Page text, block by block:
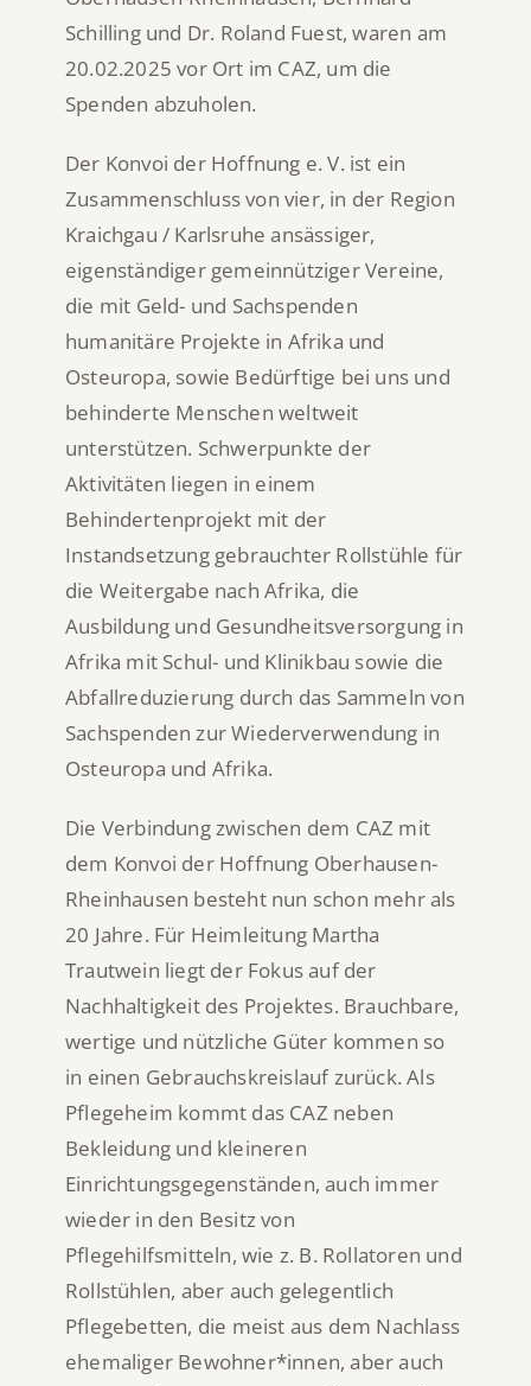
Schilling und Dr. Roland Fuest, waren am
20.02.2025 vor Ort im CAZ, um die
Spenden abzuholen.
Der Konvoi der Hoffnung e. V. ist ein
Zusammenschluss von vier, in der Region
Kraichgau / Karlsruhe ansässiger,
eigenständiger gemeinnütziger Vereine,
die mit Geld- und Sachspenden
humanitäre Projekte in Afrika und
Osteuropa, sowie Bedürftige bei uns und
behinderte Menschen weltweit
unterstützen. Schwerpunkte der
Aktivitäten liegen in einem
Behindertenprojekt mit der
Instandsetzung gebrauchter Rollstühle für
die Weitergabe nach Afrika, die
Ausbildung und Gesundheitsversorgung in
Afrika mit Schul- und Klinikbau sowie die
Abfallreduzierung durch das Sammeln von
Sachspenden zur Wiederverwendung in
Osteuropa und Afrika.
Die Verbindung zwischen dem CAZ mit
dem Konvoi der Hoffnung Oberhausen-
Rheinhausen besteht nun schon mehr als
20 Jahre. Für Heimleitung Martha
Trautwein liegt der Fokus auf der
Nachhaltigkeit des Projektes. Brauchbare,
wertige und nützliche Güter kommen so
in einen Gebrauchskreislauf zurück. Als
Pflegeheim kommt das CAZ neben
Bekleidung und kleineren
Einrichtungsgegenständen, auch immer
wieder in den Besitz von
Pflegehilfsmitteln, wie z. B. Rollatoren und
Rollstühlen, aber auch gelegentlich
Pflegebetten, die meist aus dem Nachlass
ehemaliger Bewohner*innen, aber auch